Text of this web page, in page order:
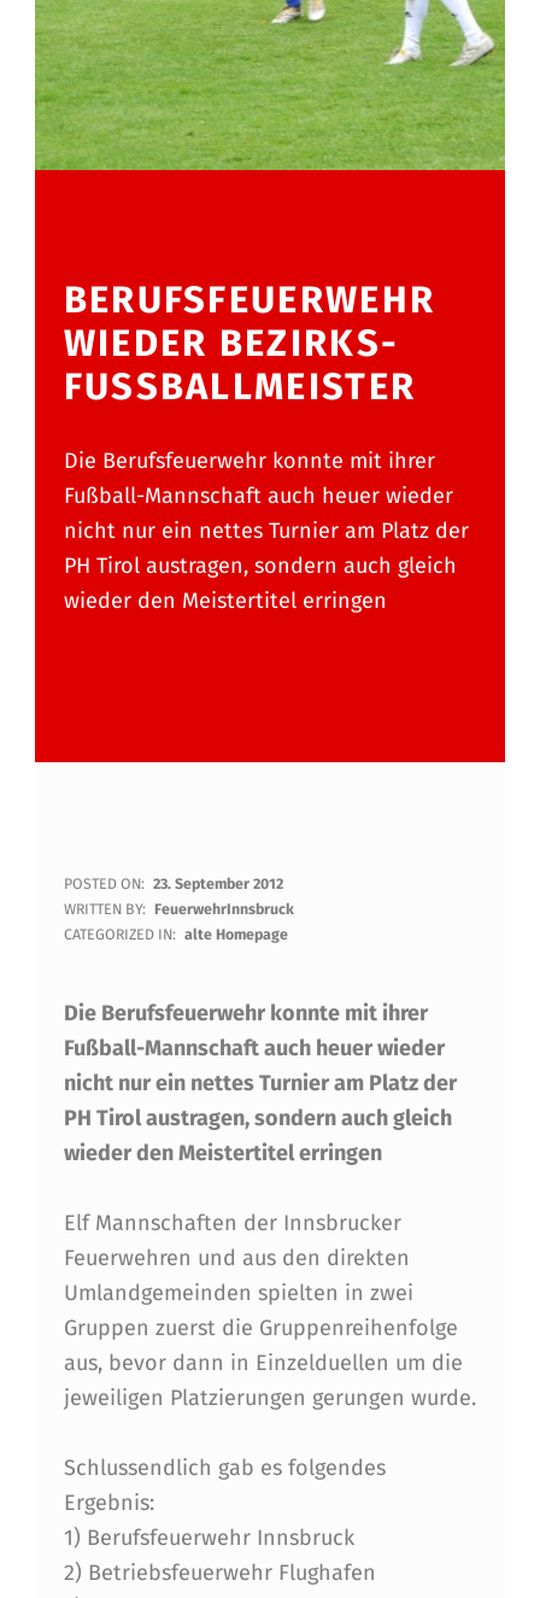
BERUFSFEUERWEHR
WIEDER BEZIRKS-
FUSSBALLMEISTER
Die Berufsfeuerwehr konnte mit ihrer
Fußball-Mannschaft auch heuer wieder
nicht nur ein nettes Turnier am Platz der
PH Tirol austragen, sondern auch gleich
wieder den Meistertitel erringen
B
E
U
F
S
F
U
E
R
W
E
H
R
W
I
POSTED ON: 23. September 2012
WRITTEN BY: FeuerwehrInnsbruck
CATEGORIZED IN: alte Homepage
Die Berufsfeuerwehr konnte mit ihrer
Fußball-Mannschaft auch heuer wieder
nicht nur ein nettes Turnier am Platz der
PH Tirol austragen, sondern auch gleich
wieder den Meistertitel erringen
Elf Mannschaften der Innsbrucker
Feuerwehren und aus den direkten
Umlandgemeinden spielten in zwei
Gruppen zuerst die Gruppenreihenfolge
aus, bevor dann in Einzelduellen um die
jeweiligen Platzierungen gerungen wurde.
Schlussendlich gab es folgendes
Ergebnis:
1) Berufsfeuerwehr Innsbruck
2) Betriebsfeuerwehr Flughafen